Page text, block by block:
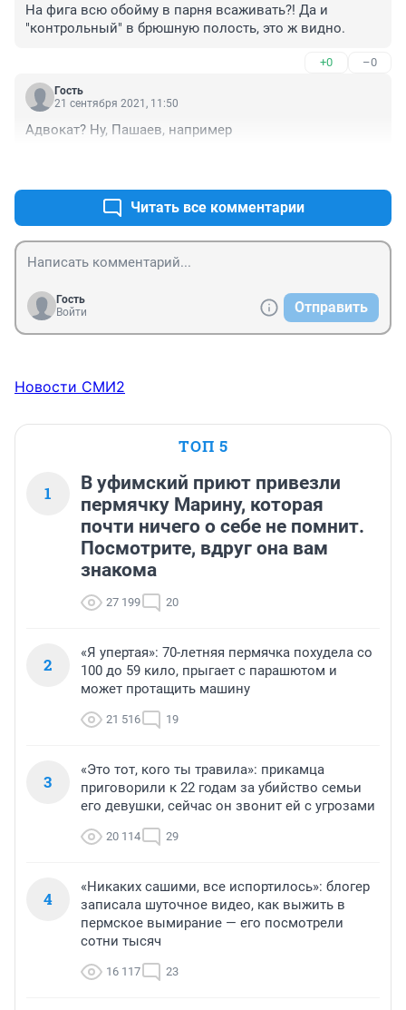
На фига всю обойму в парня всаживать?! Да и
"контрольный" в брюшную полость, это ж видно.
+0 –0
Гость
21 сентября 2021, 11:50
Адвокат? Ну, Пашаев, например
Читать все комментарии
Гость
Войти
Отправить
Новости СМИ2
ТОП 5
1
В уфимский приют привезли
пермячку Марину, которая
почти ничего о себе не помнит.
Посмотрите, вдруг она вам
знакома
27 199 20
2
«Я упертая»: 70-летняя пермячка похудела со
100 до 59 кило, прыгает с парашютом и
может протащить машину
21 516 19
3
«Это тот, кого ты травила»: прикамца
приговорили к 22 годам за убийство семьи
его девушки, сейчас он звонит ей с угрозами
20 114 29
4
«Никаких сашими, все испортилось»: блогер
записала шуточное видео, как выжить в
пермское вымирание — его посмотрели
сотни тысяч
16 117 23